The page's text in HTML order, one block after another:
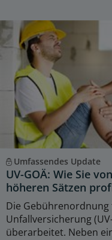
Umfassendes Update
UV-GOÄ: Wie Sie
höheren Sätzen
Die
Unfallversicherung
überarbeitet. Neben